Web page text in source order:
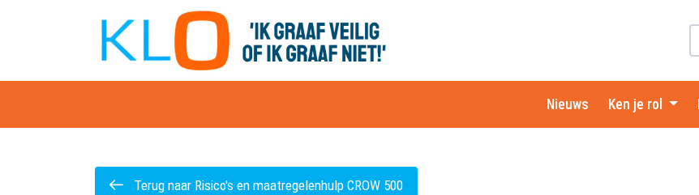
Nieuws Ken je rol
Terug naar Risico's en maatregelenhulp CROW 500